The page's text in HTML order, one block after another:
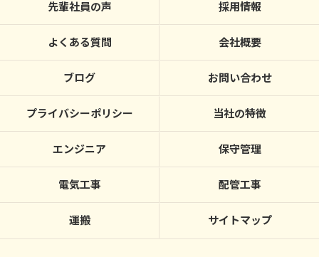
先輩社員の声 採用情報
よくある質問 会社概要
ブログ お問い合わせ
プライバシーポリシー 当社の特徴
エンジニア 保守管理
電気工事 配管工事
運搬 サイトマップ